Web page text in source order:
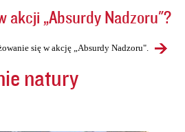
akcji „Absurdy Nadzoru"?
się w akcję „Absurdy Nadzoru".
natury